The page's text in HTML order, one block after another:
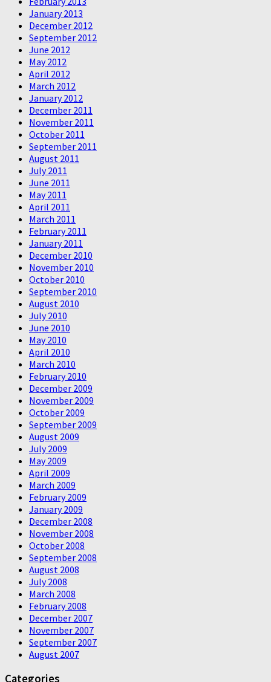
January 2013
December 2012
September 2012
June 2012
May 2012
April 2012
March 2012
January 2012
December 2011
November 2011
October 2011
September 2011
August 2011
July 2011
June 2011
May 2011
April 2011
March 2011
February 2011
January 2011
December 2010
November 2010
October 2010
September 2010
August 2010
July 2010
June 2010
May 2010
April 2010
March 2010
February 2010
December 2009
November 2009
October 2009
September 2009
August 2009
July 2009
May 2009
April 2009
March 2009
February 2009
January 2009
December 2008
November 2008
October 2008
September 2008
August 2008
July 2008
March 2008
February 2008
December 2007
November 2007
September 2007
August 2007
Categories